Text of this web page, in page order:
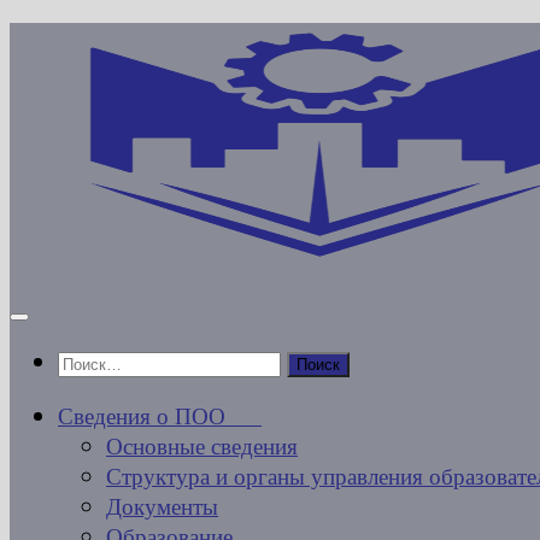
Найти:
Сведения о ПОО
Основные сведения
Структура и органы управления
Документы